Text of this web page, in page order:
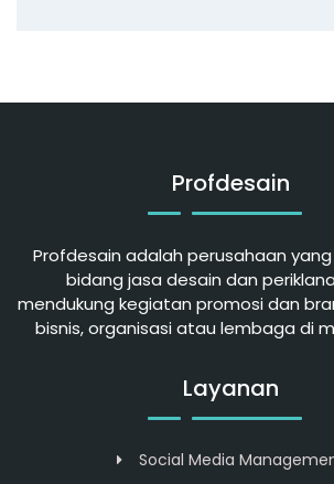
Profdesain
Profdesain adalah perusahaan
bidang jasa desain dan
mendukung kegiatan promosi dan
bisnis, organisasi atau lembaga di
Layanan
Social Media